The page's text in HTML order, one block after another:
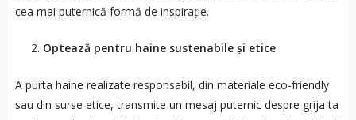
cea mai puternică formă de inspirație.
Optează pentru haine sustenabile și etice
A purta haine realizate responsabil, din materiale eco-friendly
sau din surse etice, transmite un mesaj puternic despre grija ta